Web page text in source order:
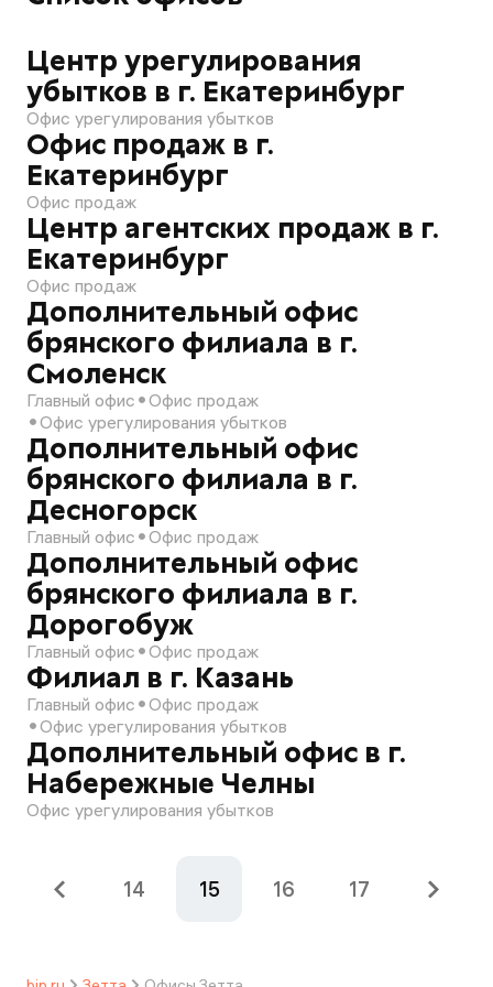
Центр урегулирования
убытков в г. Екатеринбург
Офис урегулирования убытков
Офис продаж в г.
Екатеринбург
Офис продаж
Центр агентских продаж в г.
Екатеринбург
Офис продаж
Дополнительный офис
брянского филиала в г.
Смоленск
Главный офис
Офис продаж
Офис урегулирования убытков
Дополнительный офис
брянского филиала в г.
Десногорск
Главный офис Офис продаж
Дополнительный офис
брянского филиала в г.
Дорогобуж
Главный офис Офис продаж
Филиал в г. Казань
Главный офис
Офис продаж
Офис урегулирования убытков
Дополнительный офис в г.
Набережные Челны
Офис урегулирования убытков
14 15 16 17